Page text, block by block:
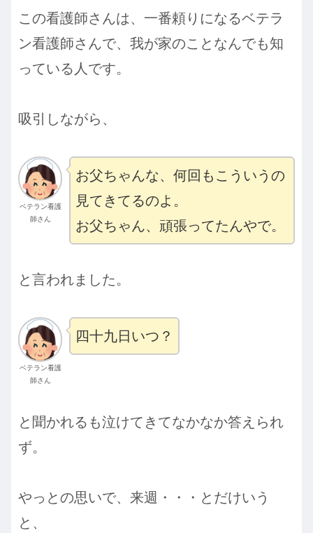
この看護師さんは、一番頼りになるベテラ
ン看護師さんで、我が家のことなんでも知
っている人です。
吸引しながら、
ベテラン看護
師さん
お父ちゃんな、何回もこういうの
見てきてるのよ。
お父ちゃん、頑張ってたんやで。
と言われました。
ベテラン看護
師さん
四十九日いつ？
と聞かれるも泣けてきてなかなか答えられ
ず。
やっとの思いで、来週・・・とだけいう
と、